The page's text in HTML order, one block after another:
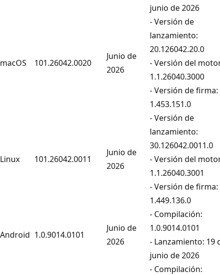
junio de 2026
macOS 101.26042.0020
Junio de
2026
- Versión de
lanzamiento:
20.126042.20.0
- Versión del
1.1.26040.3000
- Versión de firma:
1.453.151.0
Linux 101.26042.0011
Junio de
2026
- Versión de
lanzamiento:
30.126042.0011.0
- Versión del
1.1.26040.3001
- Versión de firma:
1.449.136.0
Android 1.0.9014.0101
Junio de
2026
- Compilación:
1.0.9014.0101
- Lanzamiento: 19
junio de 2026
- Compilación: